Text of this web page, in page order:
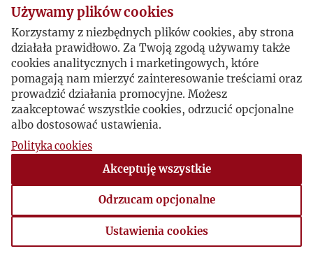
politycznej analizie trzydziestu lat
powojennego świata i miejsca w nim Polski,
Postacie powiązane
Bohater:Adam Bromke
Używamy plików cookies
Korzystamy z niezbędnych plików cookies, aby strona
działała prawidłowo. Za Twoją zgodą używamy także
cookies analitycznych i marketingowych, które
pomagają nam mierzyć zainteresowanie treściami oraz
prowadzić działania promocyjne. Możesz
zaakceptować wszystkie cookies, odrzucić opcjonalne
albo dostosować ustawienia.
Polityka cookies
Akceptuję wszystkie
Odrzucam opcjonalne
Ustawienia cookies
Ustawienia cookies